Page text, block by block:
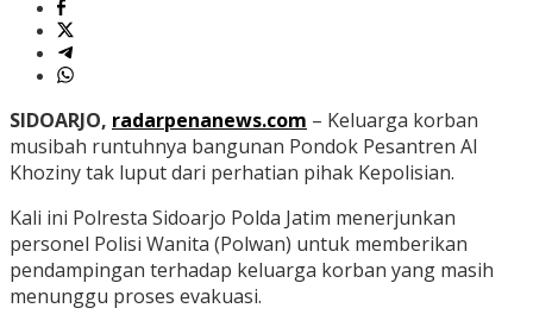
SIDOARJO, radarpenanews.com – Keluarga korban
musibah runtuhnya bangunan Pondok Pesantren Al
Khoziny tak luput dari perhatian pihak Kepolisian.
Kali ini Polresta Sidoarjo Polda Jatim menerjunkan
personel Polisi Wanita (Polwan) untuk memberikan
pendampingan terhadap keluarga korban yang masih
menunggu proses evakuasi.